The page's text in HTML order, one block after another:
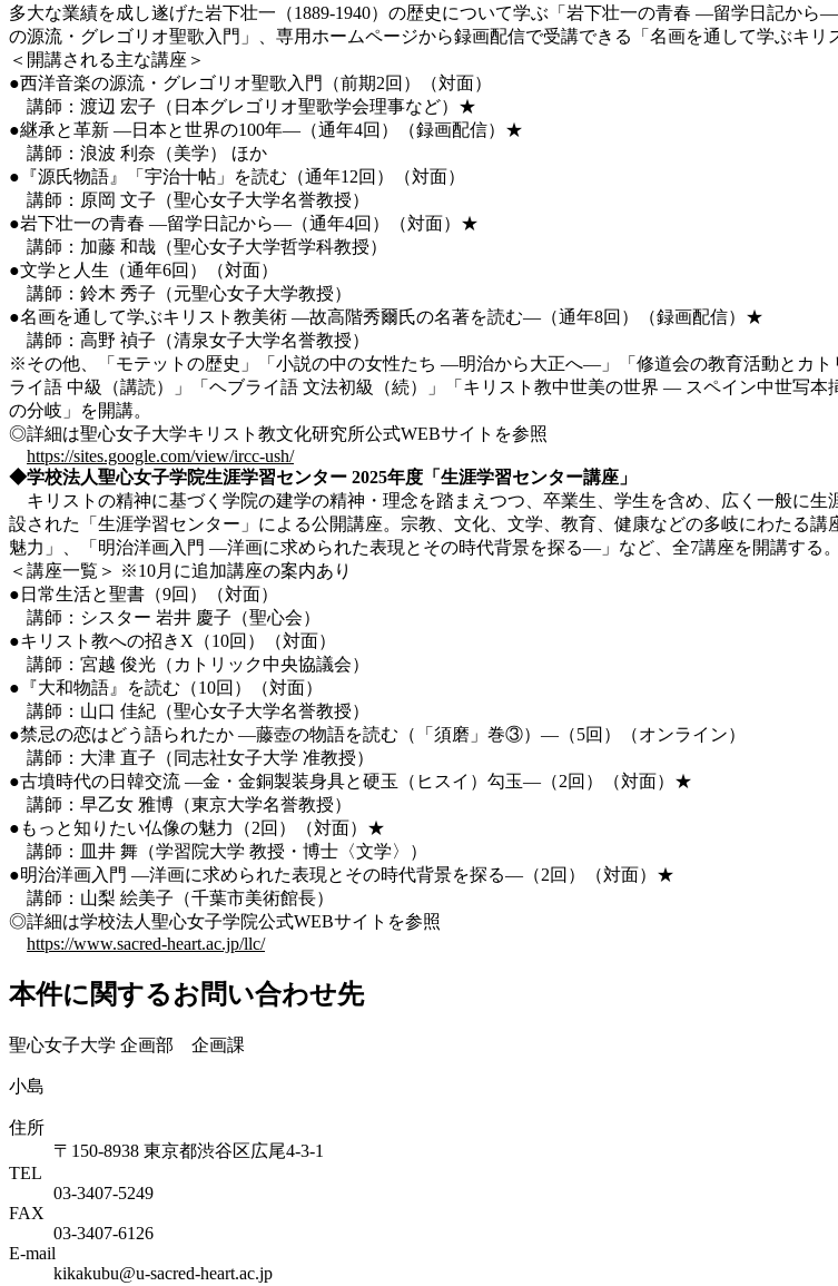
多大な業績を成し遂げた岩下壮一（1889-1940）の歴史について学ぶ「岩下壮一の青春 ―留学日記か
の源流・グレゴリオ聖歌入門」、専用ホームページから録画配信で受講できる「名画を通して学ぶキ
＜開講される主な講座＞
●西洋音楽の源流・グレゴリオ聖歌入門（前期2回）（対面）
講師：渡辺 宏子（日本グレゴリオ聖歌学会理事など）★
●継承と革新 ―日本と世界の100年―（通年4回）（録画配信）★
講師：浪波 利奈（美学） ほか
●『源氏物語』「宇治十帖」を読む（通年12回）（対面）
講師：原岡 文子（聖心女子大学名誉教授）
●岩下壮一の青春 ―留学日記から―（通年4回）（対面）★
講師：加藤 和哉（聖心女子大学哲学科教授）
●文学と人生（通年6回）（対面）
講師：鈴木 秀子（元聖心女子大学教授）
●名画を通して学ぶキリスト教美術 ―故高階秀爾氏の名著を読む―（通年8回）（録画配信）★
講師：高野 禎子（清泉女子大学名誉教授）
※その他、「モテットの歴史」「小説の中の女性たち ―明治から大正へ―」「修道会の教育活動とカ
ライ語 中級（講読）」「ヘブライ語 文法初級（続）」「キリスト教中世美の世界 ― スペイン中世写
の分岐」を開講。
◎詳細は聖心女子大学キリスト教文化研究所公式WEBサイトを参照
https://sites.google.com/view/ircc-ush/
◆学校法人聖心女子学院生涯学習センター 2025年度「生涯学習センター講座」
キリストの精神に基づく学院の建学の精神・理念を踏まえつつ、卒業生、学生を含め、広く一般に
設された「生涯学習センター」による公開講座。宗教、文化、文学、教育、健康などの多岐にわたる
魅力」、「明治洋画入門 ―洋画に求められた表現とその時代背景を探る―」など、全7講座を開講する。
＜講座一覧＞ ※10月に追加講座の案内あり
●日常生活と聖書（9回）（対面）
講師：シスター 岩井 慶子（聖心会）
●キリスト教への招きX（10回）（対面）
講師：宮越 俊光（カトリック中央協議会）
●『大和物語』を読む（10回）（対面）
講師：山口 佳紀（聖心女子大学名誉教授）
●禁忌の恋はどう語られたか ―藤壺の物語を読む（「須磨」巻③）―（5回）（オンライン）
講師：大津 直子（同志社女子大学 准教授）
●古墳時代の日韓交流 ―金・金銅製装身具と硬玉（ヒスイ）勾玉―（2回）（対面）★
講師：早乙女 雅博（東京大学名誉教授）
●もっと知りたい仏像の魅力（2回）（対面）★
講師：皿井 舞（学習院大学 教授・博士〈文学〉）
●明治洋画入門 ―洋画に求められた表現とその時代背景を探る―（2回）（対面）★
講師：山梨 絵美子（千葉市美術館長）
◎詳細は学校法人聖心女子学院公式WEBサイトを参照
https://www.sacred-heart.ac.jp/llc/
本件に関するお問い合わせ先
聖心女子大学 企画部 企画課
小島
住所
〒150-8938 東京都渋谷区広尾4-3-1
TEL
03-3407-5249
FAX
03-3407-6126
E-mail
kikakubu@u-sacred-heart.ac.jp